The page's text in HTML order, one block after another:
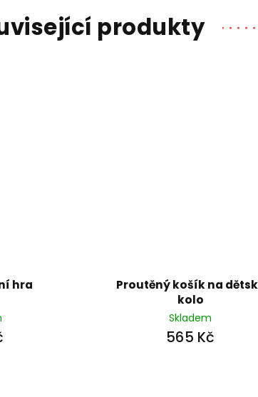
produkty
hra
Proutěný košík na
kolo
Skladem
565 Kč